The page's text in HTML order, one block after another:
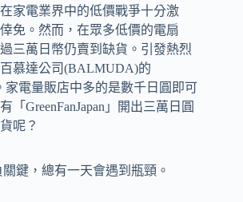
家電業界中的低價戰爭十分激
免。然而，在眾多低價的電扇
三萬日幣仍賣到缺貨。引發熱烈
慕達公司(BALMUDA)的
。家電量販店中多的是數千日圓即可
「GreenFanJapan」開出三萬日圓
呢？
鍵，總有一天會遇到瓶頸。